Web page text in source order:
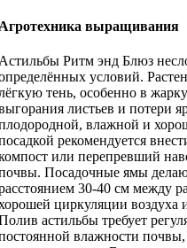
выращивания
Ритм энд Блюз
условий.
тень, особенно в
листьев и потери
влажной и
рекомендуется
или перепревший
Посадочные ямы
30-40 см между
циркуляции воздуха
астильбы требует
влажности